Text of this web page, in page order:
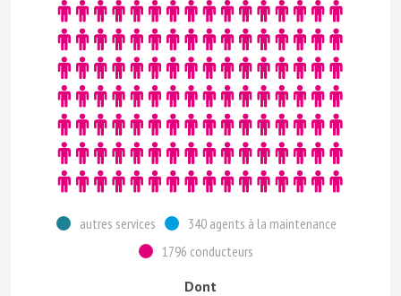
autres services
340 agents à la maintenance
1796 conducteurs
Dont